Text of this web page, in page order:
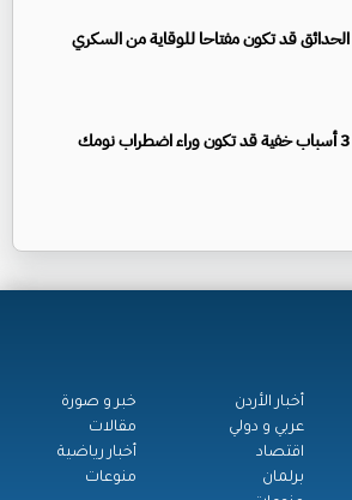
الحدائق قد تكون مفتاحا للوقاية من السكري
3 أسباب خفية قد تكون وراء اضطراب نومك
أخبار الأردن
عربي و دولي
اقتصاد
برلمان
خبر و صورة
مقالات
أخبار رياضية
منوعات